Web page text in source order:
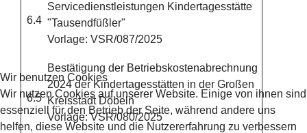
6.4
Servicedienstleistungen Kindertagesstätte
"Tausendfüßler"
Vorlage: VSR/087/2025
6.5
Bestätigung der Betriebskostenabrechnung
2024 der Kindertagesstätten in der Großen
Kreisstadt Döbeln
Vorlage: VSR/080/2025
Wir benutzen Cookies
Wir nutzen Cookies auf unserer Website. Einige von ihnen sind
essenziell für den Betrieb der Seite, während andere uns
helfen, diese Website und die Nutzererfahrung zu verbessern